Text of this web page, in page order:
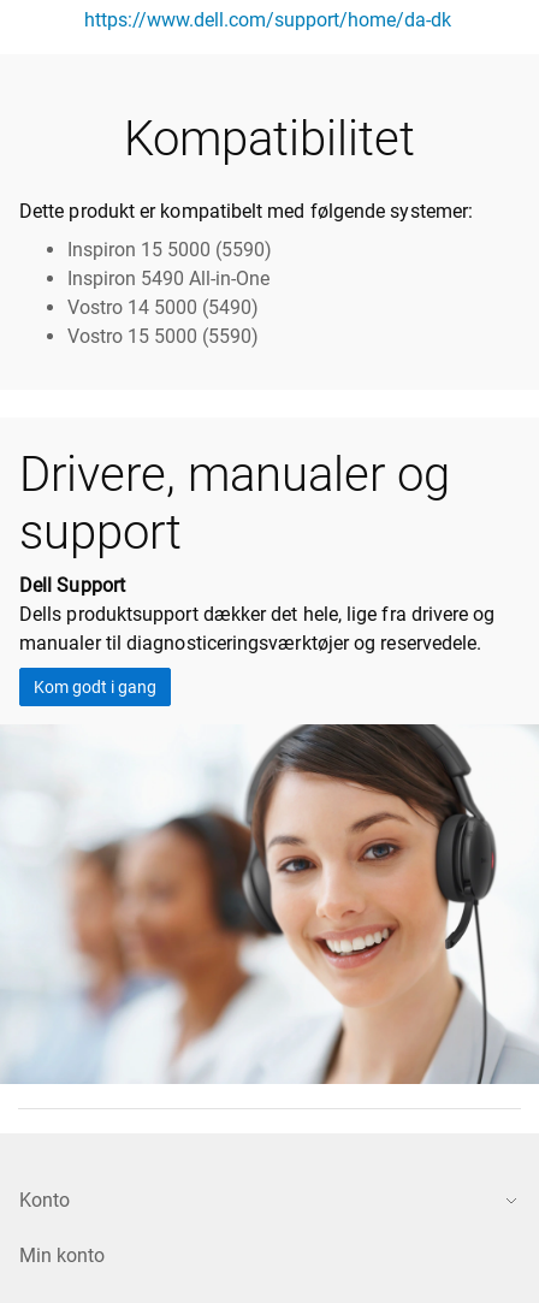
https://www.dell.com/support/home/da-dk
Kompatibilitet
Dette produkt er kompatibelt med følgende systemer:
Inspiron 15 5000 (5590)
Inspiron 5490 All-in-One
Vostro 14 5000 (5490)
Vostro 15 5000 (5590)
Drivere, manualer og
support
Dell Support
Dells produktsupport dækker det hele, lige fra drivere og
manualer til diagnosticeringsværktøjer og reservedele.
Kom godt i gang
Konto
Min konto